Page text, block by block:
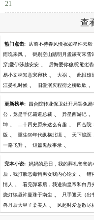
21
查
热门点击: 从前不待春风慢祝如星许云毅
雨晚来风 、 鹤别空山踏明月孟谦荀宋雪
穿]爱伊莎越安安 、 后悔爱你穆斯澜沈清
易小文林知意宋宛秋 、 大祸 、 此恨难
江晏礼时候 、 旧爱泯灭程衍之柳欣欣 、
更新榜单: 四合院转业保卫处开局罢免易
公，竟是千亿霸道总裁 、 异星西游记 、
坤 、 二十四史原来这么有趣 、 四合院
版 、 重生60年代纵横北境 、 天下诡医
一路飞升 、 短篇鬼故事录 、
完本小说: 妈妈的忌日，我的葬礼爸爸的
后，我打脸恶毒狗男女我内心论文 、 错
情人 、 看见弹幕后，我送狗皇帝和白月
烧灯续昼许曼珠于南尘 、 只手遮天（出
兽丹后大皇子柔美人 、 风起时爱意散尽